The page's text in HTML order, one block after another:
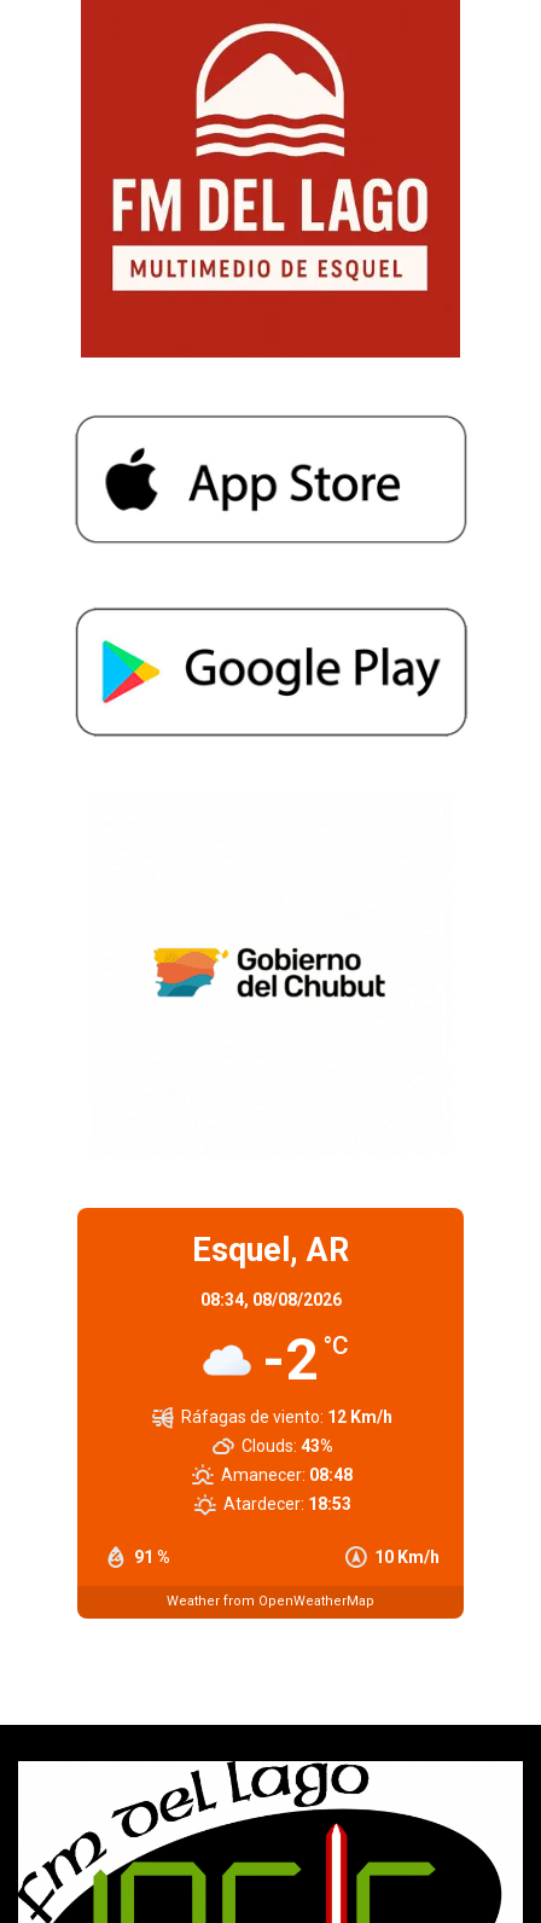
Esquel, AR
08:34, 08/08/2026
-2 °C
91 % 10 Km/h
Ráfagas de viento: 12 Km/h
Clouds: 43%
Amanecer: 08:48
Atardecer: 18:53
Weather from OpenWeatherMap